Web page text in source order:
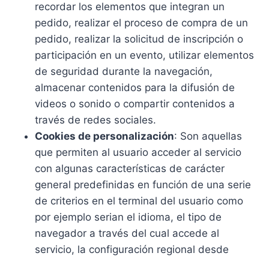
recordar los elementos que integran un
pedido, realizar el proceso de compra de un
pedido, realizar la solicitud de inscripción o
participación en un evento, utilizar elementos
de seguridad durante la navegación,
almacenar contenidos para la difusión de
videos o sonido o compartir contenidos a
través de redes sociales.
Cookies de personalización: Son aquellas
que permiten al usuario acceder al servicio
con algunas características de carácter
general predefinidas en función de una serie
de criterios en el terminal del usuario como
por ejemplo serian el idioma, el tipo de
navegador a través del cual accede al
servicio, la configuración regional desde